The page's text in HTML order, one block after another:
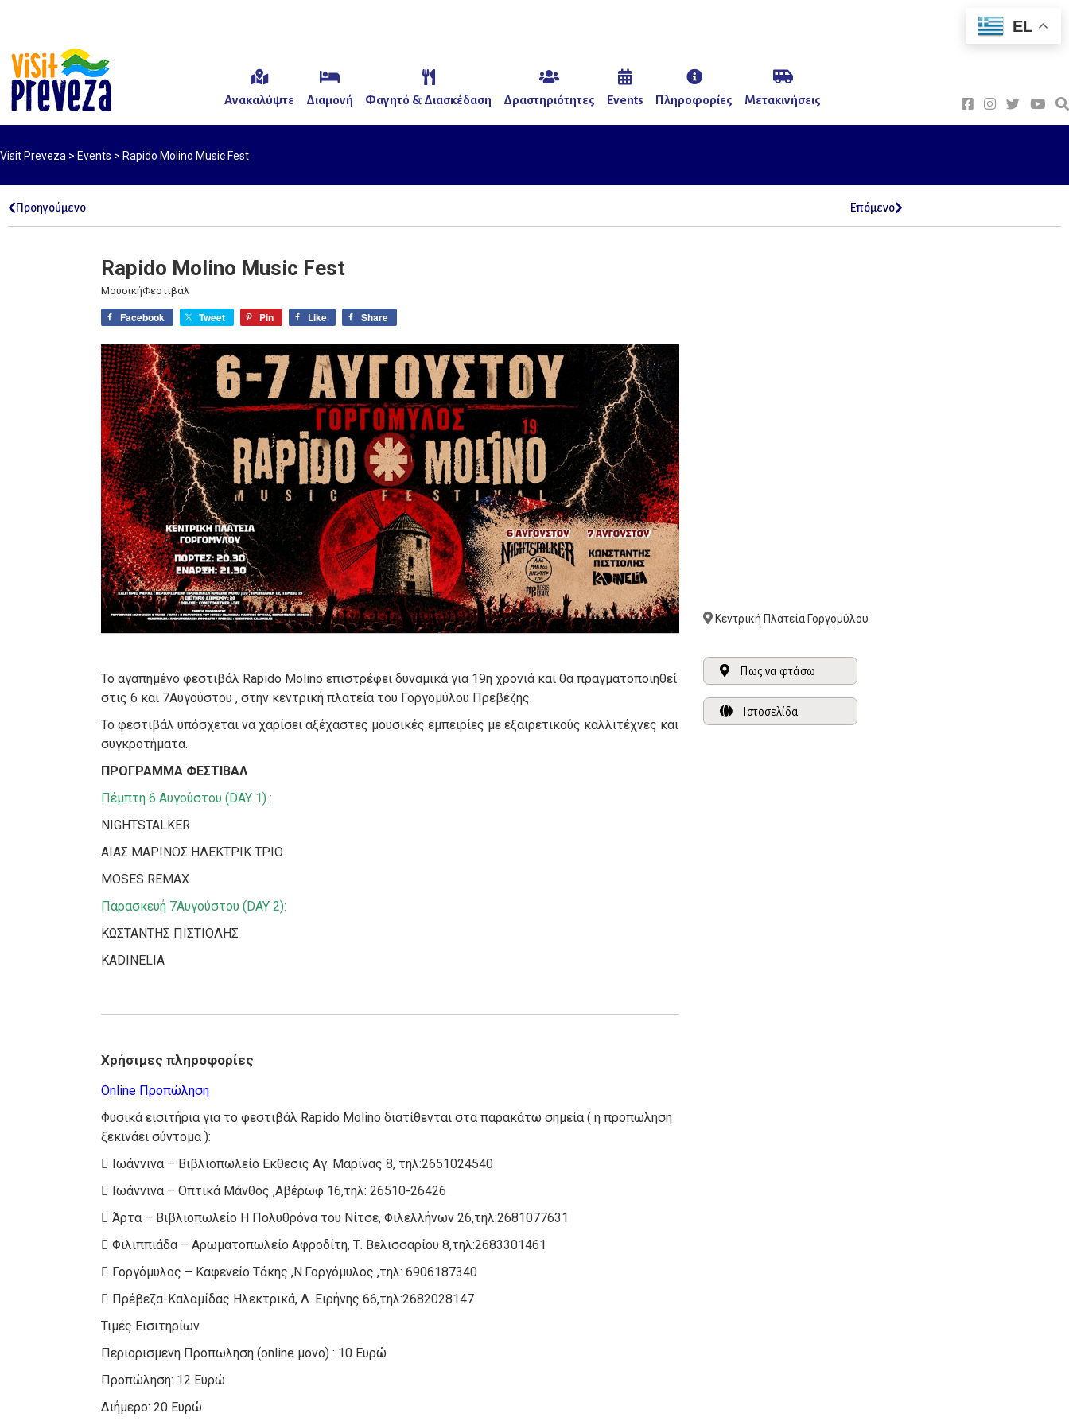
EL
Ανακαλύψτε Διαμονή Φαγητό & Διασκέδαση Δραστηριότητες Events Πληροφορίες Μετακινήσεις
Visit Preveza > Events > Rapido Molino Music Fest
Προηγούμενο Επόμενο
Rapido Molino Music Fest
ΜουσικήΦεστιβάλ
Facebook Tweet Pin Like Share
Το αγαπημένο φεστιβάλ Rapido Molino επιστρέφει δυναμικά για 19η χρονιά και θα πραγματοποιηθεί
στις 6 και 7Αυγούστου , στην κεντρική πλατεία του Γοργομύλου Πρεβέζης.
Το φεστιβάλ υπόσχεται να χαρίσει αξέχαστες μουσικές εμπειρίες με εξαιρετικούς καλλιτέχνες και
συγκροτήματα.
ΠΡΟΓΡΑΜΜΑ ΦΕΣΤΙΒΑΛ
Πέμπτη 6 Αυγούστου (DAY 1) :
NIGHTSTALKER
ΑΙΑΣ ΜΑΡΙΝΟΣ ΗΛΕΚΤΡΙΚ ΤΡΙΟ
MOSES REMAX
Παρασκευή 7Αυγούστου (DAY 2):
ΚΩΣΤΑΝΤΗΣ ΠΙΣΤΙΟΛΗΣ
KADINELIA
Χρήσιμες πληροφορίες
Online Προπώληση
Φυσικά εισιτήρια για το φεστιβάλ Rapido Molino διατίθενται στα παρακάτω σημεία ( η προπωληση
ξεκινάει σύντομα ):
 Ιωάννινα – Βιβλιοπωλείο Εκθεσις Αγ. Μαρίνας 8, τηλ:2651024540
 Ιωάννινα – Οπτικά Μάνθος ,Αβέρωφ 16,τηλ: 26510-26426
 Άρτα – Βιβλιοπωλείο Η Πολυθρόνα του Νίτσε, Φιλελλήνων 26,τηλ:2681077631
 Φιλιππιάδα – Αρωματοπωλείο Αφροδίτη, Τ. Βελισσαρίου 8,τηλ:2683301461
 Γοργόμυλος – Καφενείο Τάκης ,Ν.Γοργόμυλος ,τηλ: 6906187340
 Πρέβεζα-Καλαμίδας Ηλεκτρικά, Λ. Ειρήνης 66,τηλ:2682028147
Τιμές Εισιτηρίων
Περιορισμενη Προπωληση (online μονο) : 10 Ευρώ
Προπώληση: 12 Ευρώ
Διήμερο: 20 Ευρώ
Κεντρική Πλατεία Γοργομύλου
Πως να φτάσω
Ιστοσελίδα